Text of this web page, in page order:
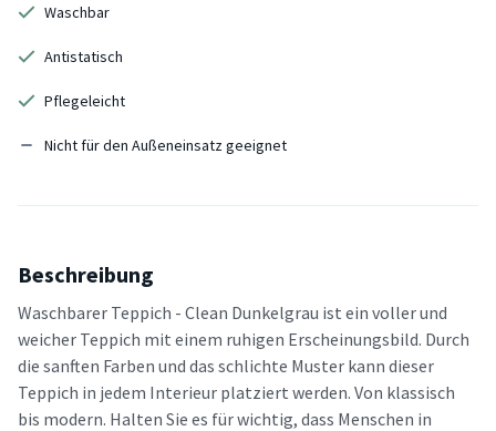
Waschbar
Antistatisch
Pflegeleicht
Nicht für den Außeneinsatz geeignet
Beschreibung
Waschbarer Teppich - Clean Dunkelgrau ist ein voller und
weicher Teppich mit einem ruhigen Erscheinungsbild. Durch
die sanften Farben und das schlichte Muster kann dieser
Teppich in jedem Interieur platziert werden. Von klassisch
bis modern. Halten Sie es für wichtig, dass Menschen in